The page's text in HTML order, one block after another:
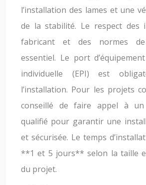
l’installation des lames et une
de la stabilité. Le respect des
fabricant et des normes
essentiel. Le port
individuelle (EPI) est
l’installation. Pour les projets
conseillé de faire appel à un
qualifié pour garantir une
et sécurisée. Le temps
**1 et 5 jours** selon la taille
du projet.